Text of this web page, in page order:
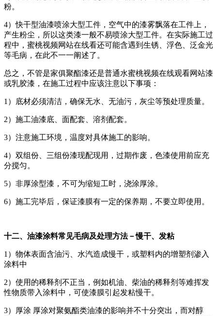
粉。
4）快干型油漆喷涂大型工件，空气中的漆雾飘落在工件上，
产生粉尘，所以这类漆一般不易喷涂大型工件。在实际施工过
程中，蜜桃视频网站在线看还可能含遇到生锈、浮色、泛金光
等毛病，在此不一一阐述了。
总之，不管是家俱聚酯漆还是普通水蜜桃视频在线观看网站漆
或乳胶漆，在施工过程中应该注意以下事项：
1）底材必须清洁，确保无水、无油污，灰尘等预处理质量。
2）施工油漆底、面配套、溶剂配套。
3）注意施工环境，温度对具体施工的影响。
4）双组份、三组份漆现配现用，过期作废，色漆使用前应充
分搅匀。
5）非厚涂型漆，不可为缩短工时，浇涂厚涂。
6）施工完毕后，保证漆膜有一定的保养期，不要立即使用。
十二、油漆涂料常见毛病及处理方法－慢干、发粘
1）物体表面含油污、水汽造成慢干，或塑料内的增塑剂渗入
涂料中
2）使用的稀释剂不正当，例如机油、柴油的稀释剂等难挥发
性物质带入涂料中，可使漆膜引起发粘慢干。
3）厚涂 厚涂对聚氨酯类油漆的影响并不十分突出，而对醇